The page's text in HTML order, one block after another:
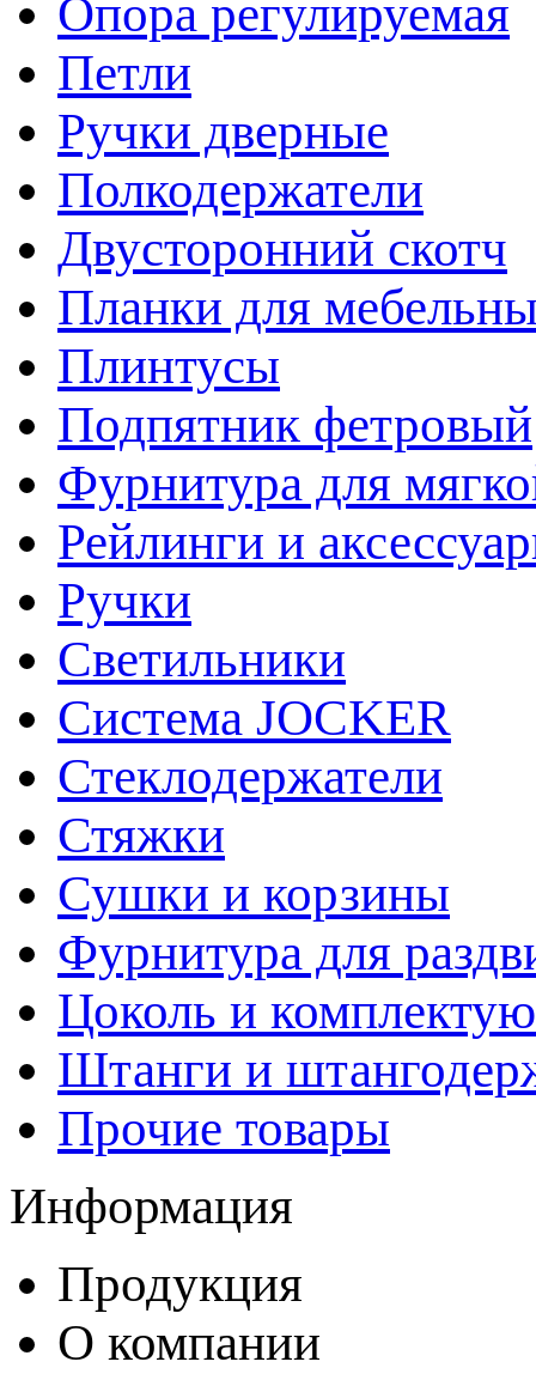
Опора регулируемая
Петли
Ручки дверные
Полкодержатели
Двусторонний скотч
Планки для
Плинтусы
Подпятник фетровый
Фурнитура для
Рейлинги и
Ручки
Светильники
Система JOCKER
Стеклодержатели
Стяжки
Сушки и корзины
Фурнитура для
Цоколь и
Штанги и
Прочие товары
Информация
Продукция
О компании